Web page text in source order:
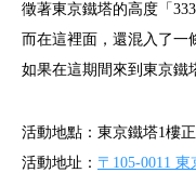
徵著東京鐵塔的高度「333
而在這裡面，還混入了一
如果在這期間來到東京鐵
活動地點：東京鐵塔1樓
活動地址： 〒105-0011